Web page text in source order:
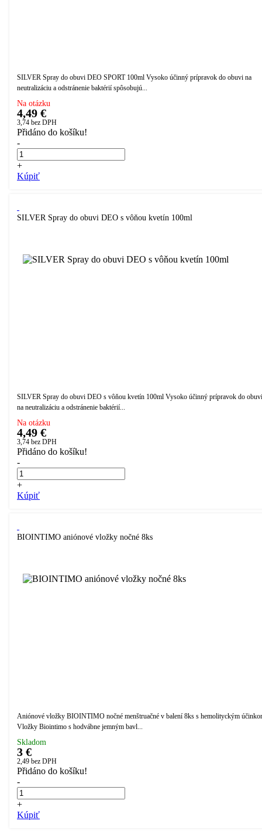
SILVER Spray do obuvi DEO SPORT 100ml Vysoko účinný prípravok do obuvi na
neutralizáciu a odstránenie baktérií spôsobujú...
Na otázku
4,49 €
3,74 bez DPH
Přidáno do košíku!
-
+
Kúpiť
SILVER Spray do obuvi DEO s vôňou kvetín 100ml
SILVER Spray do obuvi DEO s vôňou kvetín 100ml Vysoko účinný prípravok do obuvi
na neutralizáciu a odstránenie baktérií...
Na otázku
4,49 €
3,74 bez DPH
Přidáno do košíku!
-
+
Kúpiť
BIOINTIMO aniónové vložky nočné 8ks
Aniónové vložky BIOINTIMO nočné menštruačné v balení 8ks s hemolityckým
Vložky Biointimo s hodvábne jemným bavl...
Skladom
3 €
2,49 bez DPH
Přidáno do košíku!
-
+
Kúpiť